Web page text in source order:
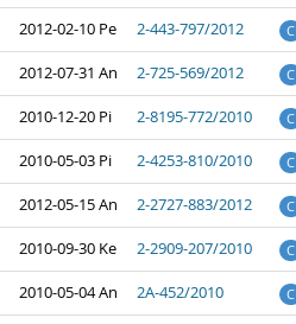
2012-02-10 Pe 2-443-797/2012 C
2012-07-31 An 2-725-569/2012 C
2010-12-20 Pi 2-8195-772/2010 C
2010-05-03 Pi 2-4253-810/2010 C
2012-05-15 An 2-2727-883/2012 C
2010-09-30 Ke 2-2909-207/2010 C
2010-05-04 An 2A-452/2010 C